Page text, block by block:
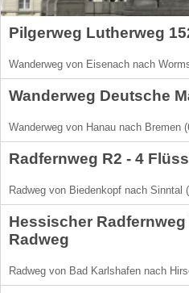
Pilgerweg Lutherweg
Wanderweg von Eisenach nach
Wanderweg Deutsche
Wanderweg von Hanau nach Bremen
Radfernweg R2 - 4
Radweg von Biedenkopf nach Sinntal
Hessischer Radfernweg
Radweg
Radweg von Bad Karlshafen nach